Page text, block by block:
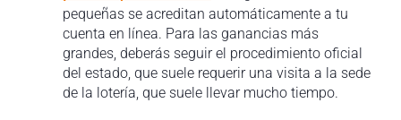
pequeñas se acreditan automáticamente a tu
cuenta en línea. Para las ganancias más
grandes, deberás seguir el procedimiento oficial
del estado, que suele requerir una visita a la sede
de la lotería, que suele llevar mucho tiempo.